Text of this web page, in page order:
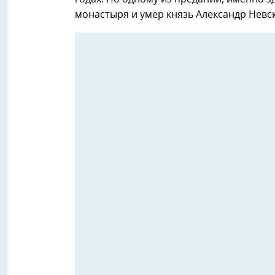
монастыря и умер князь Александр